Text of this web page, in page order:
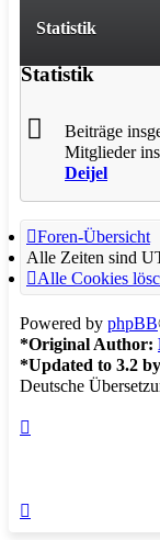
Statistik
Statistik
Beiträge
Mitglieder
Deijel
Foren-Übersicht
Alle Zeiten sind
Alle Cookies
Powered by phpBB
*Original Author:
*Updated to 3.2 by
Deutsche